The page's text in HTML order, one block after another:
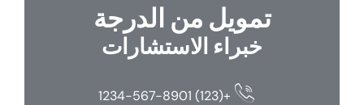
تمويل من الدرجة
خبراء الاستشارات
+(123) 1234-567-8901